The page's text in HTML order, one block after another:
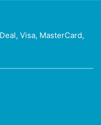
Visa, MasterCard,